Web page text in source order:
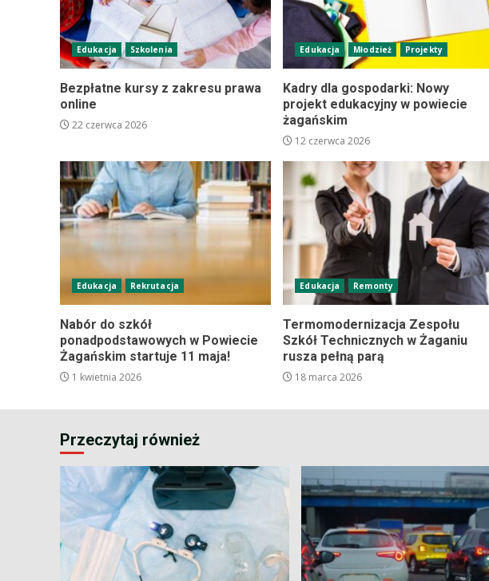
Edukacja Szkolenia
Bezpłatne kursy z zakresu prawa
online
22 czerwca 2026
Edukacja Młodzież Projekty
Kadry dla gospodarki: Nowy
projekt edukacyjny w powiecie
żagańskim
12 czerwca 2026
Edukacja Rekrutacja
Nabór do szkół
ponadpodstawowych w Powiecie
Żagańskim startuje 11 maja!
1 kwietnia 2026
Edukacja Remonty
Termomodernizacja Zespołu
Szkół Technicznych w Żaganiu
rusza pełną parą
18 marca 2026
Przeczytaj również